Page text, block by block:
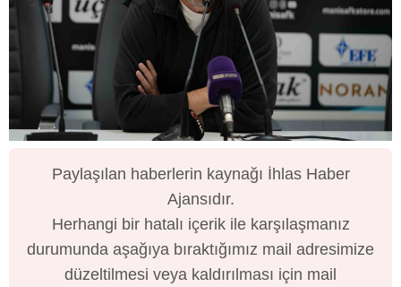
Paylaşılan haberlerin kaynağı İhlas Haber
Ajansıdır.
Herhangi bir hatalı içerik ile karşılaşmanız
durumunda aşağıya bıraktığımız mail adresimize
düzeltilmesi veya kaldırılması için mail